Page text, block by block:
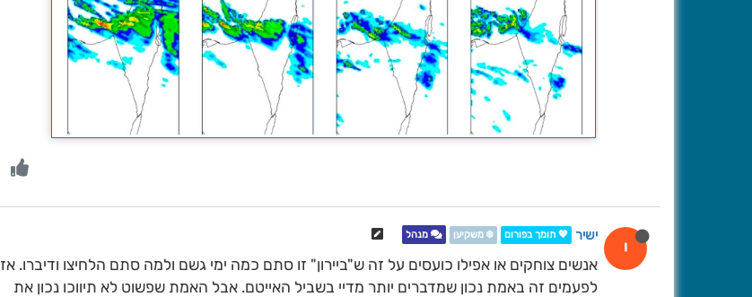
י ישיר 💖 תומך בפורום ❄️ משקיען מנהל
אנשים צוחקים או אפילו כועסים על זה ש"ביירון" זו סתם כמה ימי גשם ולמה סתם הלחיצו ודיברו. אז
לפעמים זה באמת נכון שמדברים יותר מדיי בשביל האייטם. אבל האמת שפשוט לא תיווכו נכון את